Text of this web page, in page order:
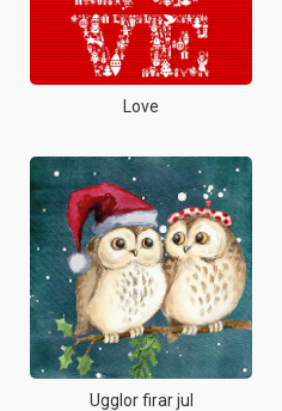
Love
Ugglor firar jul